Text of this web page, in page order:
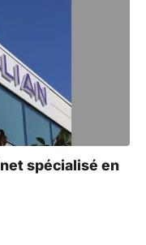
spécialisé en